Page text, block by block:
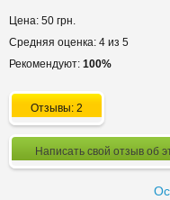
Цена: 50 грн.
Средняя оценка: 4 из 5
Рекомендуют: 100%
Отзывы: 2
Написать свой отзыв об